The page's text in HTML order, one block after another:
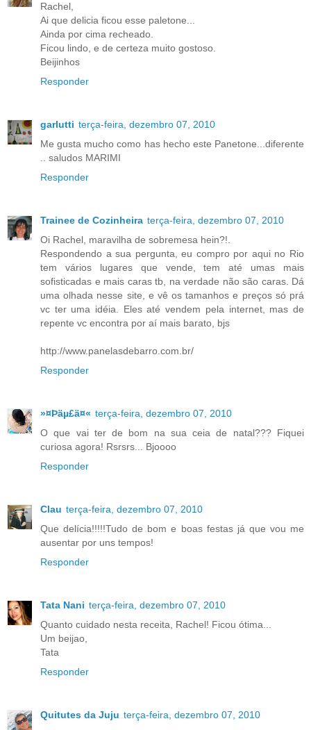
Rachel,
Ai que delicia ficou esse paletone...
Ainda por cima recheado.
Ficou lindo, e de certeza muito gostoso.
Beijinhos
Responder
garlutti terça-feira, dezembro 07, 2010
Me gusta mucho como has hecho este Panetone...diferente
.. saludos MARIMI
Responder
Trainee de Cozinheira terça-feira, dezembro 07, 2010
Oi Rachel, maravilha de sobremesa hein?!.
Respondendo a sua pergunta, eu compro por aqui no Rio
tem vários lugares que vende, tem até umas mais
sofisticadas e mais caras tb, na verdade não são caras. Dá
uma olhada nesse site, e vê os tamanhos e preços só prá
vc ter uma idéia. Eles até vendem pela internet, mas de
repente vc encontra por aí mais barato, bjs
http://www.panelasdebarro.com.br/
Responder
»¤Þäµ£ä¤« terça-feira, dezembro 07, 2010
O que vai ter de bom na sua ceia de natal??? Fiquei
curiosa agora! Rsrsrs... Bjoooo
Responder
Clau terça-feira, dezembro 07, 2010
Que delícia!!!!!Tudo de bom e boas festas já que vou me
ausentar por uns tempos!
Responder
Tata Nani terça-feira, dezembro 07, 2010
Quanto cuidado nesta receita, Rachel! Ficou ótima...
Um beijao,
Tata
Responder
Quitutes da Juju terça-feira, dezembro 07, 2010